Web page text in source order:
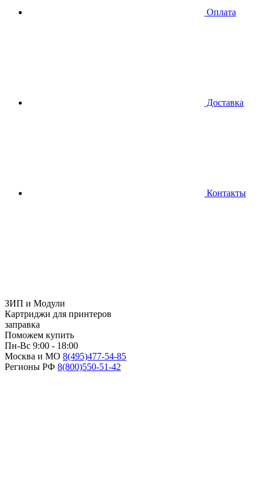
Оплата
Доставка
Контакты
ЗИП и Модули
Картриджи для принтеров
заправка
Поможем купить
Пн-Вс 9:00 - 18:00
Москва и МО 8(495)477-54-85
Регионы РФ 8(800)550-51-42